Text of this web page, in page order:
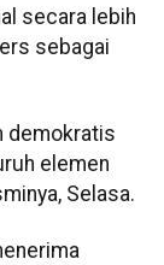
secara lebih
sebagai
demokratis
elemen
Selasa.